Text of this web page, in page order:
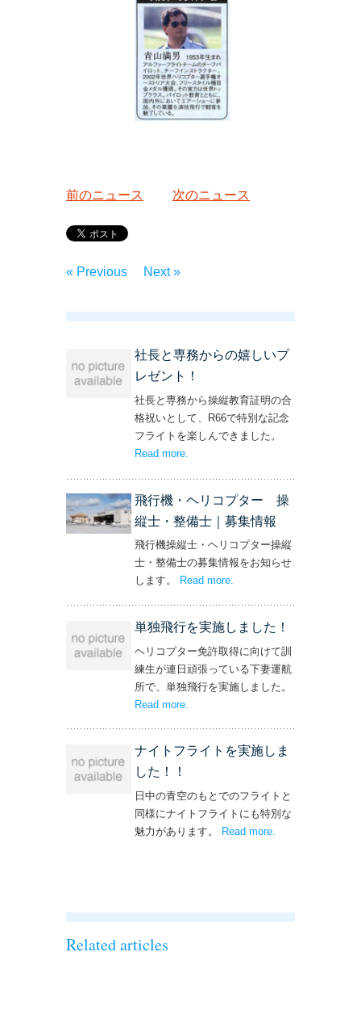
前のニュース 次のニュース
« Previous Next »
社長と専務からの嬉しいプ
レゼント！
社長と専務から操縦教育証明の合
格祝いとして、R66で特別な記念
フライトを楽しんできました。
Read more
飛行機・ヘリコプター 操
縦士・整備士｜募集情報
飛行機操縦士・ヘリコプター操縦
士・整備士の募集情報をお知らせ
します。
Read more– ‘飛行機・ヘリコプター
.
単独飛行を実施しました！
ヘリコプター免許取得に向けて訓
練生が連日頑張っている下妻運航
所で、単独飛行を実施しました。
Read more
ナイトフライトを実施しま
した！！
日中の青空のもとでのフライトと
同様にナイトフライトにも特別な
魅力があります。
Read more– ‘ナイトフライト
.
Related articles